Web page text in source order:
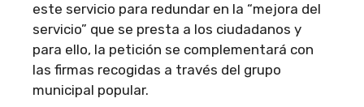
este servicio para redundar en la “mejora del
servicio” que se presta a los ciudadanos y
para ello, la petición se complementará con
las firmas recogidas a través del grupo
municipal popular.